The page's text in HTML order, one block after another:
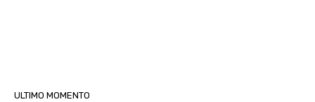
ULTIMO MOMENTO